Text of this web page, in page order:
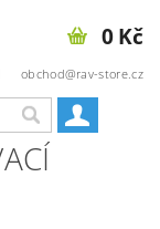
obchod@rav-store.cz
0 Kč